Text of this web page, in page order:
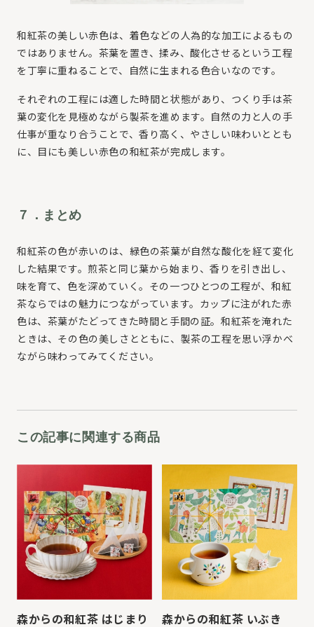
和紅茶の美しい赤色は、着色などの人為的な加工によるもの
ではありません。茶葉を置き、揉み、酸化させるという工程
を丁寧に重ねることで、自然に生まれる色合いなのです。
それぞれの工程には適した時間と状態があり、つくり手は茶
葉の変化を見極めながら製茶を進めます。自然の力と人の手
仕事が重なり合うことで、香り高く、やさしい味わいととも
に、目にも美しい赤色の和紅茶が完成します。
７．まとめ
和紅茶の色が赤いのは、緑色の茶葉が自然な酸化を経て変化
した結果です。煎茶と同じ葉から始まり、香りを引き出し、
味を育て、色を深めていく。その一つひとつの工程が、和紅
茶ならではの魅力につながっています。カップに注がれた赤
色は、茶葉がたどってきた時間と手間の証。和紅茶を淹れた
ときは、その色の美しさとともに、製茶の工程を思い浮かべ
ながら味わってみてください。
この記事に関連する商品
森からの和紅茶 はじまり 森からの和紅茶 いぶき